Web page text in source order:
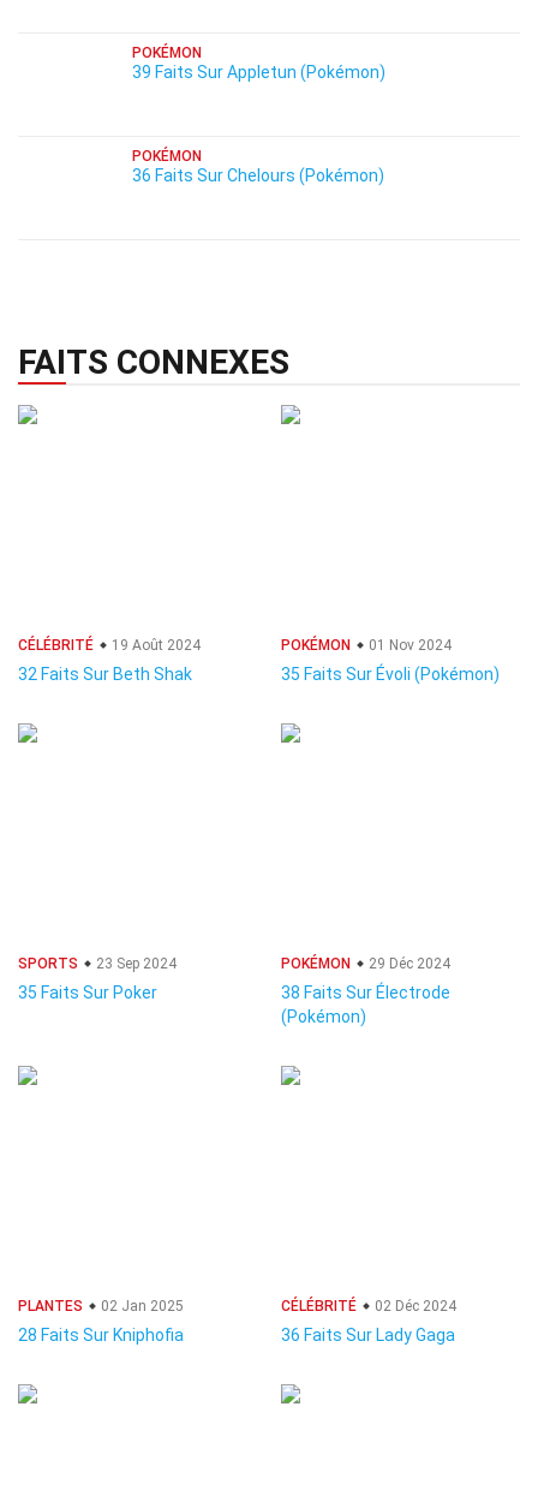
POKÉMON
39 Faits Sur Appletun (Pokémon)
POKÉMON
36 Faits Sur Chelours (Pokémon)
FAITS CONNEXES
CÉLÉBRITÉ 19 Août 2024
32 Faits Sur Beth Shak
POKÉMON 01 Nov 2024
35 Faits Sur Évoli (Pokémon)
SPORTS 23 Sep 2024
35 Faits Sur Poker
POKÉMON 29 Déc 2024
38 Faits Sur Électrode
(Pokémon)
PLANTES 02 Jan 2025
28 Faits Sur Kniphofia
CÉLÉBRITÉ 02 Déc 2024
36 Faits Sur Lady Gaga